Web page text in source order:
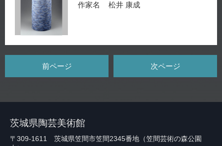
作家名 松井 康成
前ページ 次ページ
茨城県陶芸美術館
〒309-1611 茨城県笠間市笠間2345番地（笠間芸術の森公園